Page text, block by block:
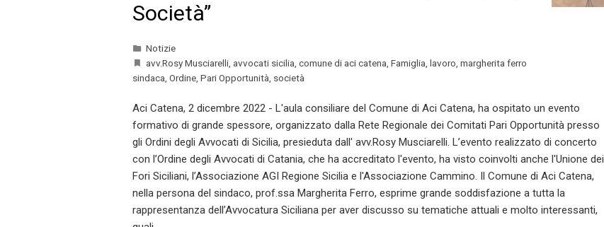
Società”
Notizie
avv.Rosy Musciarelli, avvocati sicilia, comune di aci catena, Famiglia, lavoro, margherita ferro
sindaca, Ordine, Pari Opportunità, società
Aci Catena, 2 dicembre 2022 - L'aula consiliare del Comune di Aci Catena, ha ospitato un evento
formativo di grande spessore, organizzato dalla Rete Regionale dei Comitati Pari Opportunità presso
gli Ordini degli Avvocati di Sicilia, presieduta dall' avv.Rosy Musciarelli. L’evento realizzato di concerto
con l’Ordine degli Avvocati di Catania, che ha accreditato l'evento, ha visto coinvolti anche l'Unione dei
Fori Siciliani, l’Associazione AGI Regione Sicilia e l'Associazione Cammino. Il Comune di Aci Catena,
nella persona del sindaco, prof.ssa Margherita Ferro, esprime grande soddisfazione a tutta la
rappresentanza dell’Avvocatura Siciliana per aver discusso su tematiche attuali e molto interessanti,